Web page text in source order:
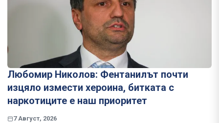
Любомир Николов: Фентанилът почти
изцяло измести хероина, битката с
наркотиците е наш приоритет
7 Август, 2026